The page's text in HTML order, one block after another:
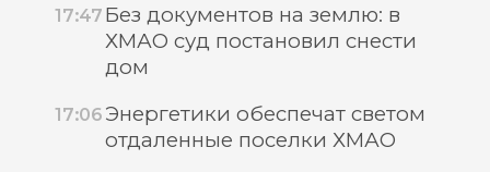
17:47 Без документов на землю: в
ХМАО суд постановил снести
дом
17:06 Энергетики обеспечат светом
отдаленные поселки ХМАО